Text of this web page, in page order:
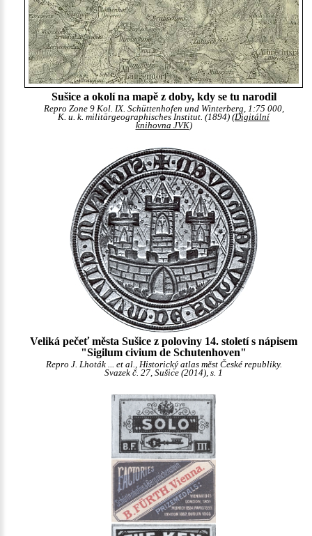
Sušice a okolí na mapě z doby, kdy se tu narodil
Repro Zone 9 Kol. IX. Schüttenhofen und Winterberg, 1:75 000,
K. u. k. militärgeographisches Institut. (1894) (Digitální
knihovna JVK)
Veliká pečeť města Sušice z poloviny 14. století s nápisem
"Sigilum civium de Schutenhoven"
Repro J. Lhoták ... et al., Historický atlas měst České republiky.
Svazek č. 27, Sušice (2014), s. 1